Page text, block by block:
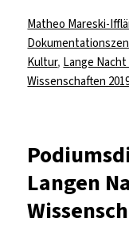
Autor
Matheo Mareski-
Kultur, Lange
Wissenschaften
Langen